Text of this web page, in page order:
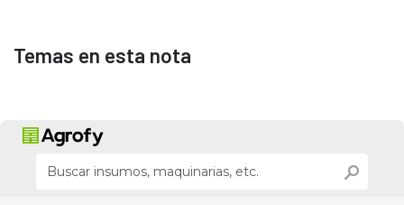
Temas en esta nota